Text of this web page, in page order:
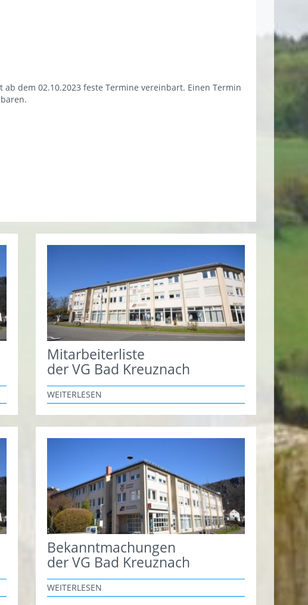
dem 02.10.2023 feste Termine vereinbart. Einen Termin
Mitarbeiterliste
der VG Bad Kreuznach
WEITERLESEN
Bekanntmachungen
der VG Bad Kreuznach
WEITERLESEN